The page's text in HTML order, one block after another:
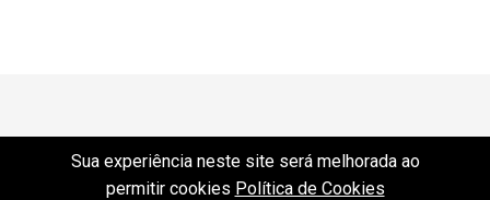
Sua experiência neste site será melhorada ao
permitir cookies Política de Cookies